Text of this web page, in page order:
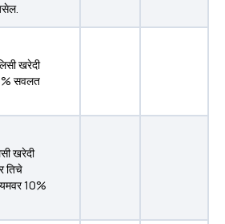
खरेदी
सवलत
खरेदी
तिचे
10%